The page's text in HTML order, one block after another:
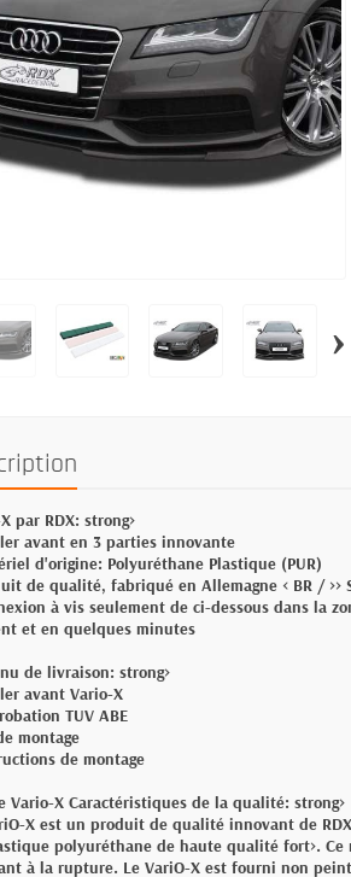
›
par RDX: strong>
avant en 3 parties innovante
d'origine: Polyuréthane Plastique (PUR)
de qualité, fabriqué en Allemagne < BR /
à vis seulement de ci-dessous dans la
et en quelques minutes
de livraison: strong>
avant Vario-X
TUV ABE
montage
de montage
Vario-X Caractéristiques de la qualité: strong>
X est un produit de qualité innovant de
polyuréthane de haute qualité fort>.
à la rupture. Le VariO-X est fourni non